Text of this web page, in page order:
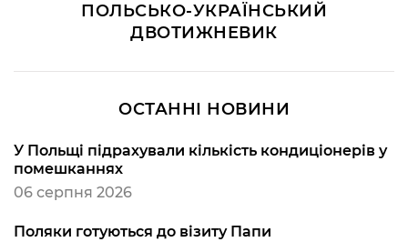
ПОЛЬСЬКО-УКРАЇНСЬКИЙ
ДВОТИЖНЕВИК
ОСТАННІ НОВИНИ
У Польщі підрахували кількість кондиціонерів у
помешканнях
06 серпня 2026
Поляки готуються до візиту Папи